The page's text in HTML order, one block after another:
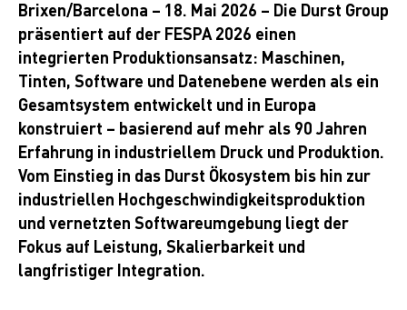
Brixen/Barcelona – 18. Mai 2026 – Die Durst Group
präsentiert auf der FESPA 2026 einen
integrierten Produktionsansatz: Maschinen,
Tinten, Software und Datenebene werden als ein
Gesamtsystem entwickelt und in Europa
konstruiert – basierend auf mehr als 90 Jahren
Erfahrung in industriellem Druck und Produktion.
Vom Einstieg in das Durst Ökosystem bis hin zur
industriellen Hochgeschwindigkeitsproduktion
und vernetzten Softwareumgebung liegt der
Fokus auf Leistung, Skalierbarkeit und
langfristiger Integration.